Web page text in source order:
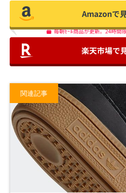
Amazonで
毎朝ｾｰﾙ商品が更新。24時間
楽天市場で